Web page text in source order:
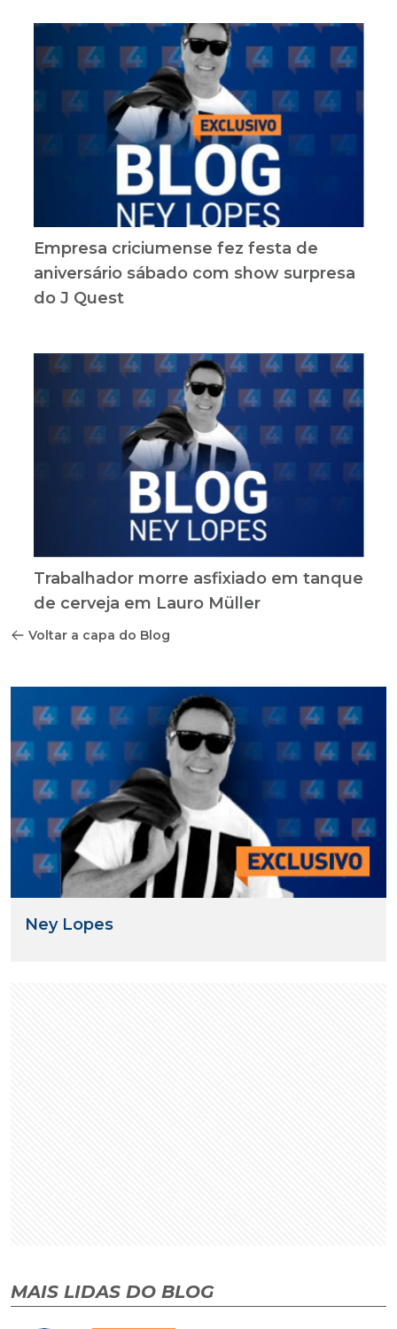
Empresa criciumense fez festa de
aniversário sábado com show surpresa
do J Quest
Trabalhador morre asfixiado em tanque
de cerveja em Lauro Müller
Voltar a capa do Blog
Ney Lopes
MAIS LIDAS DO BLOG